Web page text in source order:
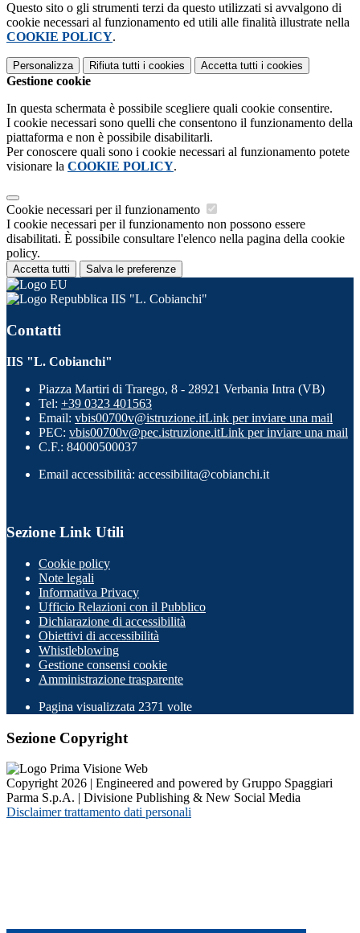
Questo sito o gli strumenti terzi da questo utilizzati si avvalgono di
cookie necessari al funzionamento ed utili alle finalità illustrate nella
COOKIE POLICY.
Personalizza Rifiuta tutti i cookies Accetta tutti i cookies
Gestione cookie
In questa schermata è possibile scegliere quali cookie consentire.
I cookie necessari sono quelli che consentono il funzionamento della
piattaforma e non è possibile disabilitarli.
Per conoscere quali sono i cookie necessari al funzionamento potete
visionare la COOKIE POLICY.
Cookie necessari per il funzionamento
I cookie necessari per il funzionamento non possono essere
disabilitati. È possibile consultare l'elenco nella pagina della cookie
policy.
Accetta tutti Salva le preferenze
IIS "L. Cobianchi"
Contatti
IIS "L. Cobianchi"
Piazza Martiri di Trarego, 8 - 28921 Verbania Intra (VB)
Tel: +39 0323 401563
Email: vbis00700v@istruzione.itLink per inviare una mail
PEC: vbis00700v@pec.istruzione.itLink per inviare una mail
C.F.: 84000500037
Email accessibilità: accessibilita@cobianchi.it
Sezione Link Utili
Cookie policy
Note legali
Informativa Privacy
Ufficio Relazioni con il Pubblico
Dichiarazione di accessibilità
Obiettivi di accessibilità
Whistleblowing
Gestione consensi cookie
Amministrazione trasparente
Pagina visualizzata 2371 volte
Sezione Copyright
Copyright 2026 | Engineered and powered by Gruppo Spaggiari
Parma S.p.A. | Divisione Publishing & New Social Media
Disclaimer trattamento dati personali